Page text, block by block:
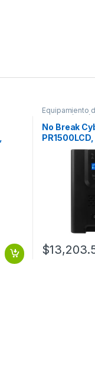
DE
Equipamiento
Protección
No Break
PR1500LCD,
1500VA,
Contactos
LCD
$